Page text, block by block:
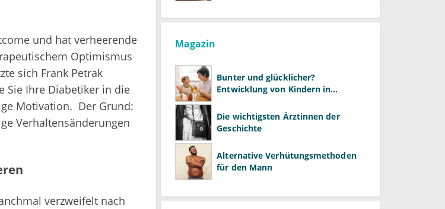
und hat verheerende
Optimismus
sich Frank Petrak
Sie Ihre Diabetiker in die
Motivation. Der Grund:
Verhaltensänderungen
verzweifelt nach
Magazin
Bunter und glücklicher?
Entwicklung von Kindern in
Die wichtigsten Ärztinnen der
Geschichte
Alternative Verhütungsmethoden
für den Mann